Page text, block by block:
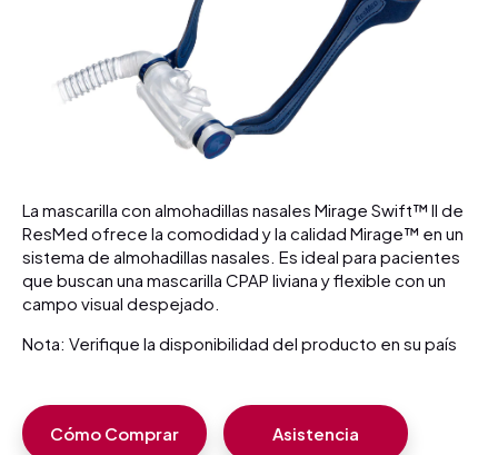
La mascarilla con almohadillas nasales Mirage Swift™ II de
ResMed ofrece la comodidad y la calidad Mirage™ en un
sistema de almohadillas nasales. Es ideal para pacientes
que buscan una mascarilla CPAP liviana y flexible con un
campo visual despejado.
Nota: Verifique la disponibilidad del producto en su país
Cómo Comprar Asistencia